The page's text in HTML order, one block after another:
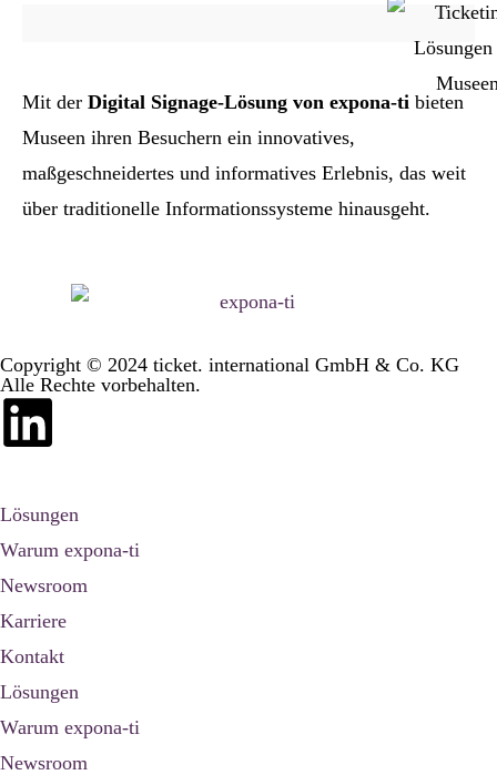
Mit der Digital Signage-Lösung von expona-ti bieten
Museen ihren Besuchern ein innovatives,
maßgeschneidertes und informatives Erlebnis, das weit
über traditionelle Informationssysteme hinausgeht.
Copyright © 2024 ticket. international GmbH & Co. KG
Alle Rechte vorbehalten.
Lösungen
Warum expona-ti
Newsroom
Karriere
Kontakt
Lösungen
Warum expona-ti
Newsroom